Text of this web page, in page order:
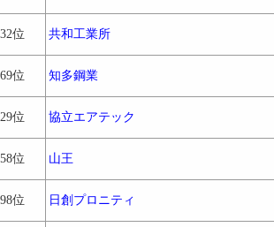
位 共和工業所
位 知多鋼業
位 協立エアテック
位 山王
位 日創プロニティ